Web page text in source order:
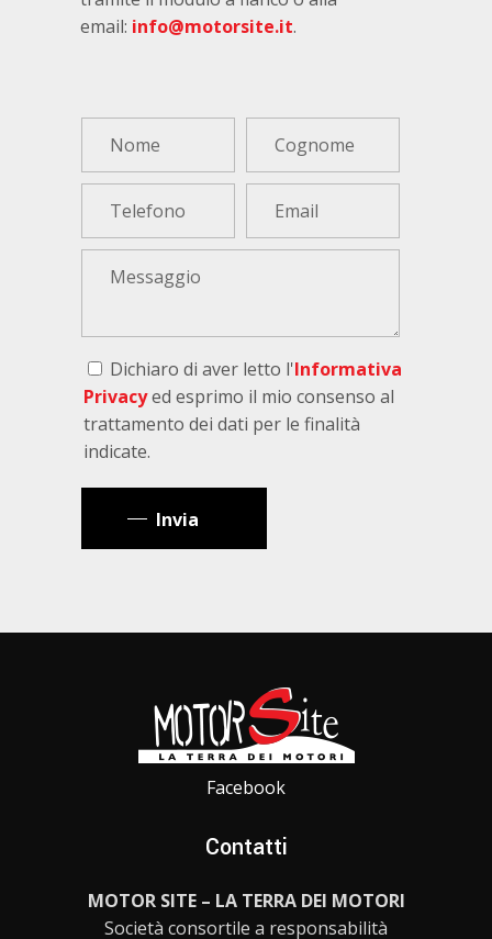
email: info@motorsite.it.
Dichiaro di aver letto l'Informativa
Privacyed esprimo il mio consenso al
trattamento dei dati per le finalità
indicate.
Invia
Facebook
Contatti
MOTOR SITE – LA TERRA DEI MOTORI
Società consortile a responsabilità